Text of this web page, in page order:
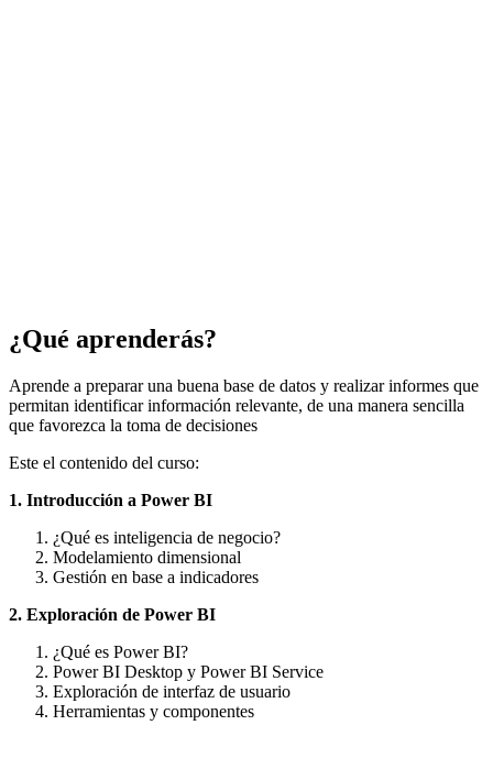
¿Qué aprenderás?
Aprende a preparar una buena base de datos y realizar informes que
permitan identificar información relevante, de una manera sencilla
que favorezca la toma de decisiones
Este el contenido del curso:
1. Introducción a Power BI
¿Qué es inteligencia de negocio?
Modelamiento dimensional
Gestión en base a indicadores
2. Exploración de Power BI
¿Qué es Power BI?
Power BI Desktop y Power BI Service
Exploración de interfaz de usuario
Herramientas y componentes